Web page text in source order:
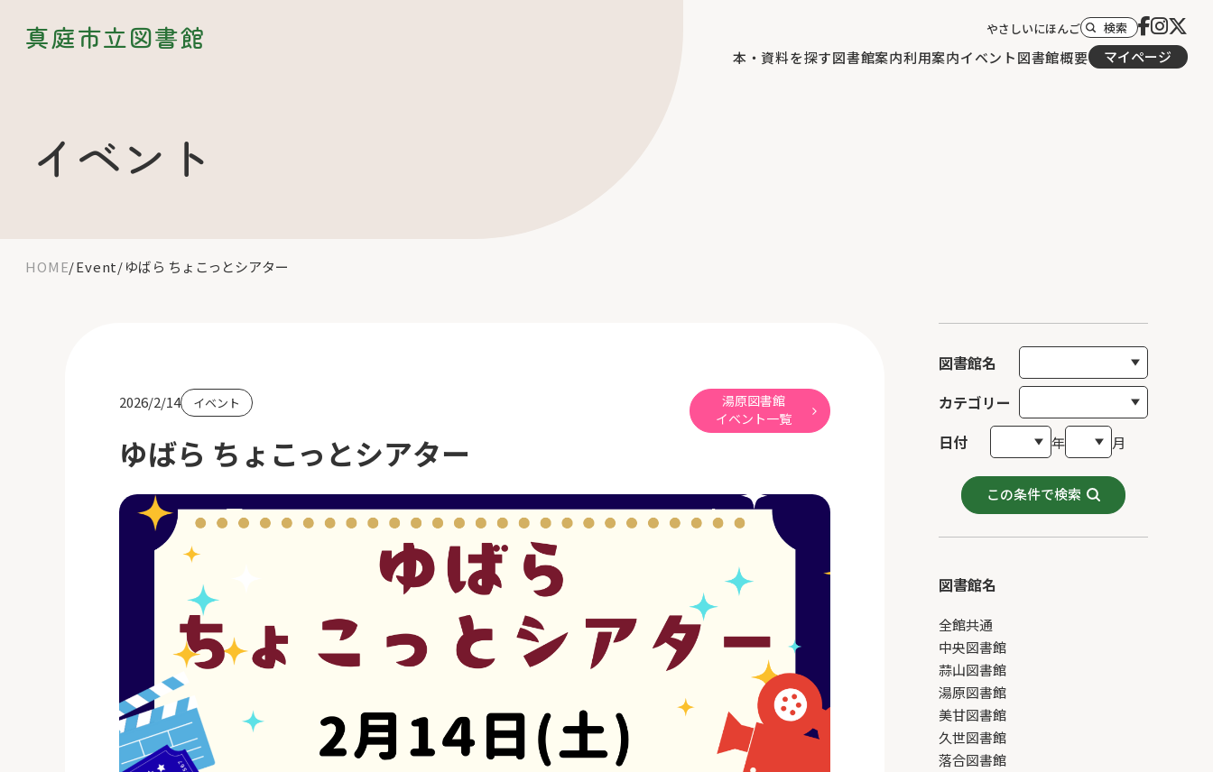
真庭市立図書館
本・資料を探す図書館案内利用案内イベント図書館概要 マイページ
やさしいにほんご 検索
イベント
HOME Event ゆばら ちょこっとシアター
図書館名
カテゴリー
日付
年 月
この条件で検索
図書館名
全館共通
中央図書館
蒜山図書館
湯原図書館
美甘図書館
久世図書館
落合図書館
2026/2/14 イベント
ゆばら ちょこっとシアター
湯原図書館
イベント一覧